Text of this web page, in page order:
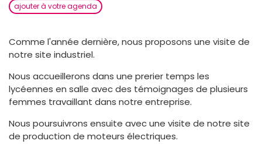
ajouter à votre agenda
Comme l'année dernière, nous proposons une visite de
notre site industriel.
Nous accueillerons dans une prerier temps les
lycéennes en salle avec des témoignages de plusieurs
femmes travaillant dans notre entreprise.
Nous poursuivrons ensuite avec une visite de notre site
de production de moteurs électriques.